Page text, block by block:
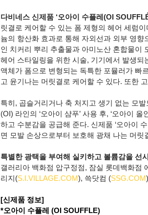
다비네스 신제품 ‘오아이 수플레(OI
릿결로 케어할 수 있는 폼 제형의 헤어 세럼
늄의 항산화 효과로 통해 자외선과 외부 영
인 치커리 뿌리 추출물과 아미노산 혼합물이
헤어 스타일링을 위한 시술, 기기에서 발생되
액체가 폼으로 변형되는 독특한 포뮬러가 빠
고 윤기나는 머릿결로 케어할 수 있다. 또한
특히, 곱슬거리거나 축 처지고 생기 없는 모
(OI) 라인의 ‘오아이 샴푸’ 사용 후, ‘오아이
하고 수분감을 공급해 준다. 신제품 ‘오아이
면 모발 손상으로부터 보호해 광채 나는 머릿
특별한 광택을 부여해 실키하고 볼륨감을 선
갤러리아 백화점 압구정점, 잠실 롯데백화점
리지(S.I.VILLAGE.COM), 쓱닷컴 (SSG.COM
[신제품 정보]
*오아이 수플레 (OI SOUFFLE)